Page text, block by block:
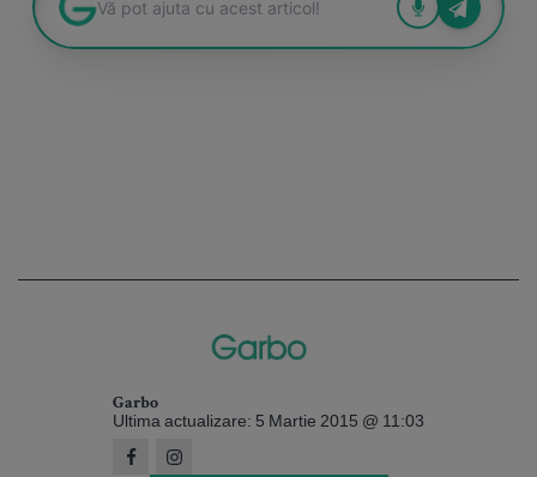
Garbo
Ultima actualizare: 5 Martie 2015 @ 11:03